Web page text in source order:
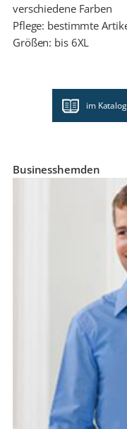
verschiedene Farben
Pflege: bestimmte
Größen: bis 6XL
im Katalog
Businesshemden